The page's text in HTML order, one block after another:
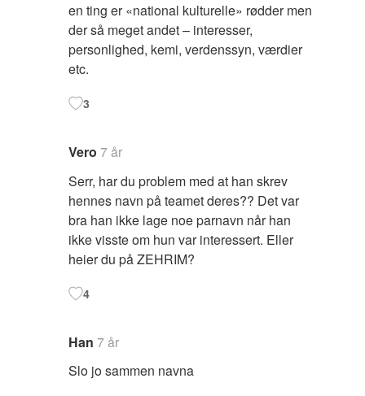
en ting er «national kulturelle» rødder men
der så meget andet – interesser,
personlighed, kemi, verdenssyn, værdier
etc.
3
Vero 7 år
Serr, har du problem med at han skrev
hennes navn på teamet deres?? Det var
bra han ikke lage noe parnavn når han
ikke visste om hun var interessert. Eller
heier du på ZEHRIM?
4
Han 7 år
Slo jo sammen navna